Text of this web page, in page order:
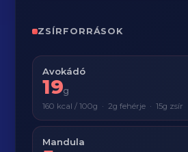
ZSÍRFORRÁSOK
Avokádó
19g
160 kcal / 100g · 2g fehérje · 15g zsír
Mandula